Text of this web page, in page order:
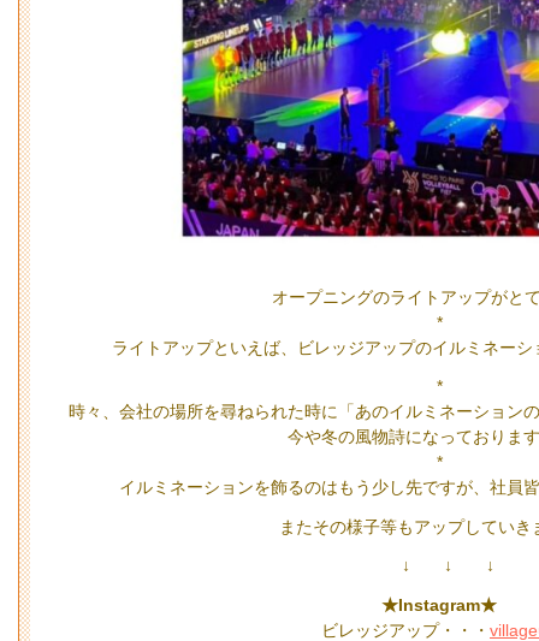
オープニングのライトアップがと
*
ライトアップといえば、ビレッジアップのイルミネー
*
時々、会社の場所を尋ねられた時に「あのイルミネーション
今や冬の風物詩になっておりま
*
イルミネーションを飾るのはもう少し先ですが、社員
またその様子等もアップしていき
↓ ↓ ↓
★Instagram★
ビレッジアップ・・・